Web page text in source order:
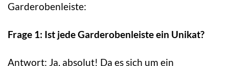
Garderobenleiste:
Frage 1: Ist jede Garderobenleiste ein Unikat?
Antwort: Ja, absolut! Da es sich um ein